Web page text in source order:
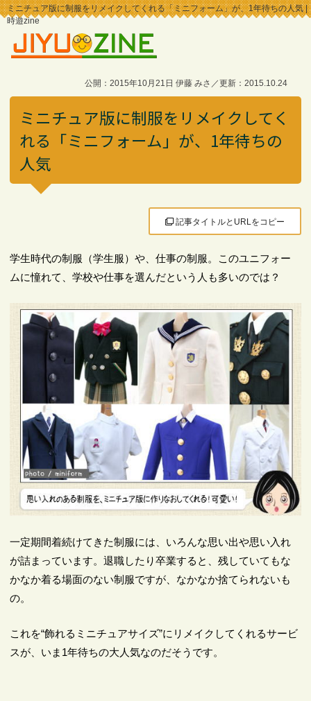
ミニチュア版に制服をリメイクしてくれる「ミニフォーム」が、1年待ちの人気 |
時遊zine
公開：2015年10月21日 伊藤 みさ／更新：2015.10.24
ミニチュア版に制服をリメイクしてく
れる「ミニフォーム」が、1年待ちの
人気
記事タイトルとURLをコピー
学生時代の制服（学生服）や、仕事の制服。このユニフォー
ムに憧れて、学校や仕事を選んだという人も多いのでは？
一定期間着続けてきた制服には、いろんな思い出や思い入れ
が詰まっています。退職したり卒業すると、残していてもな
かなか着る場面のない制服ですが、なかなか捨てられないも
の。
これを“飾れるミニチュアサイズ”にリメイクしてくれるサービ
スが、いま1年待ちの大人気なのだそうです。